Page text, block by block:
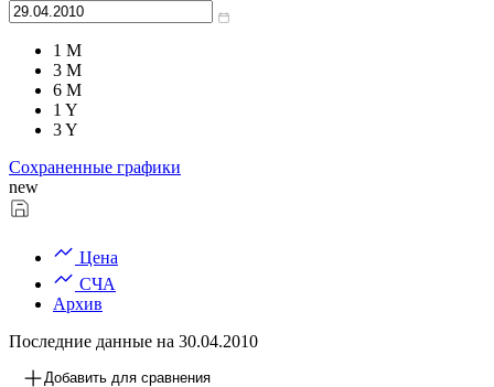
1 M
3 M
6 M
1 Y
3 Y
Сохраненные графики
new
Цена
СЧА
Архив
Последние данные на 30.04.2010
Добавить для сравнения